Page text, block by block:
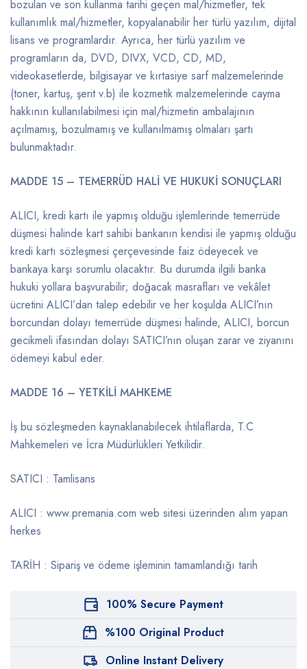
bozulan ve son kullanma tarihi geçen mal/hizmetler, tek
kullanımlık mal/hizmetler, kopyalanabilir her türlü yazılım, dijital
lisans ve programlardır. Ayrıca, her türlü yazılım ve
programların da, DVD, DIVX, VCD, CD, MD,
videokasetlerde, bilgisayar ve kırtasiye sarf malzemelerinde
(toner, kartuş, şerit v.b) ile kozmetik malzemelerinde cayma
hakkının kullanılabilmesi için mal/hizmetin ambalajının
açılmamış, bozulmamış ve kullanılmamış olmaları şartı
bulunmaktadır.
MADDE 15 – TEMERRÜD HALİ VE HUKUKİ SONUÇLARI
ALICI, kredi kartı ile yapmış olduğu işlemlerinde temerrüde
düşmesi halinde kart sahibi bankanın kendisi ile yapmış olduğu
kredi kartı sözleşmesi çerçevesinde faiz ödeyecek ve
bankaya karşı sorumlu olacaktır. Bu durumda ilgili banka
hukuki yollara başvurabilir; doğacak masrafları ve vekâlet
ücretini ALICI’dan talep edebilir ve her koşulda ALICI’nın
borcundan dolayı temerrüde düşmesi halinde, ALICI, borcun
gecikmeli ifasından dolayı SATICI’nın oluşan zarar ve ziyanını
ödemeyi kabul eder.
MADDE 16 – YETKİLİ MAHKEME
İş bu sözleşmeden kaynaklanabilecek ihtilaflarda, T.C
Mahkemeleri ve İcra Müdürlükleri Yetkilidir.
SATICI : Tamlisans
ALICI : www.premania.com web sitesi üzerinden alım yapan
herkes
TARİH : Sipariş ve ödeme işleminin tamamlandığı tarih
100% Secure Payment
%100 Original Product
Online Instant Delivery